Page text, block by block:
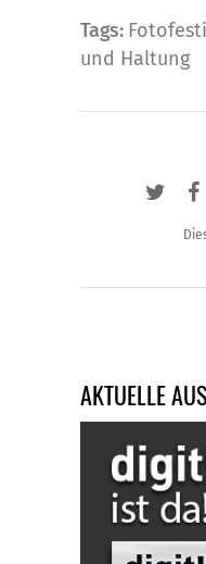
Tags:
und Haltung
AKTUELLE